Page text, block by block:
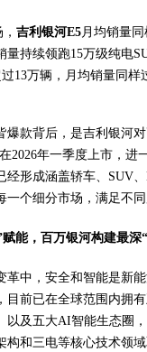
吉利银河E5 月均销量
量持续领跑15万级纯电
13万辆，月均销量同样
爆款背后，是吉利银河
2026年一季度上市，
经形成涵盖轿车、SUV
一个细分市场，满足不
赋能， 百万银河构建最深
革中，安全和智能是新
目前已在全球范围内拥
以及‌五大AI智能生态圈‌
构和三电等核心技术领